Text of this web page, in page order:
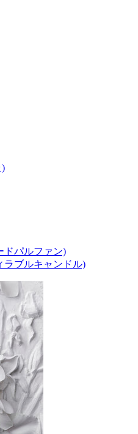
)
ドパルファン)
ラブルキャンドル)